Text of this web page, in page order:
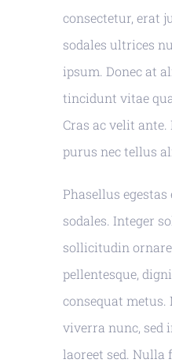
consectetur, erat
sodales ultrices
ipsum. Donec at
tincidunt vitae
Cras ac velit
purus nec tellus
Phasellus
sodales. Integer
sollicitudin
pellentesque,
consequat metus.
viverra nunc, sed
laoreet sed.